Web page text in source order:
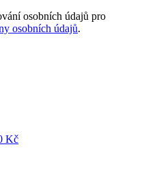
osobních údajů pro
osobních údajů.
Kč